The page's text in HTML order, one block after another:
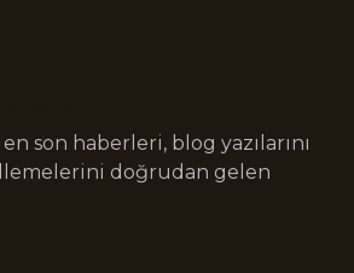
son haberleri, blog yazılarını
doğrudan gelen